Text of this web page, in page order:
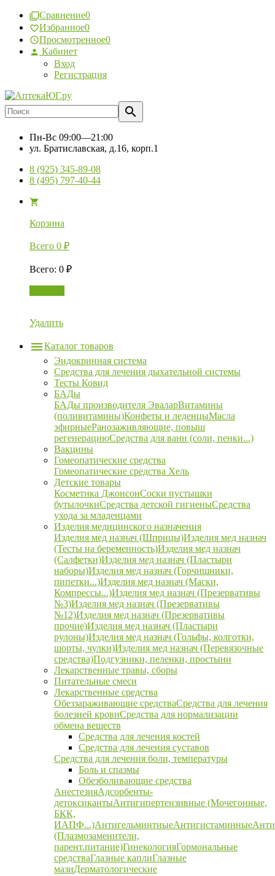
Сравнение0
Избранное0
Просмотренное0
Кабинет
Вход
Регистрация
Пн-Вс 09:00—21:00
ул. Братиславская, д.16, корп.1
8 (925) 345-89-08
8 (495) 797-40-44
Корзина
Всего 0 ₽
Всего: 0 ₽
Удалить
Каталог товаров
Эндокринная система
Средства для лечения дыхательной системы
Тесты Ковид
БАДы
БАДы производителя ЭваларВитамины
(поливитамины)Конфеты и леденцыМасла
эфирныеРанозаживляющие, повыш
регенерациюСредства для ванн (соли, пенки...)
Вакцины
Гомеопатические средства
Гомеопатические средства Хель
Детские товары
Косметика ДжонсонСоски пустышки
бутылочкиСредства детской гигиеныСредства
ухода за младенцами
Изделия медицинского назначения
Изделия мед назнач (Шприцы)Изделия мед назнач
(Тесты на беременность)Изделия мед назнач
(Салфетки)Изделия мед назнач (Пластыри
наборы)Изделия мед назнач (Горчишники,
пипетки...)Изделия мед назнач (Маски,
Компрессы...)Изделия мед назнач (Презервативы
№3)Изделия мед назнач (Презервативы
№12)Изделия мед назнач (Презервативы
прочие)Изделия мед назнач (Пластыри
рулоны)Изделия мед назнач (Гольфы, колготки,
шорты, чулки)Изделия мед назнач (Перевязочные
средства)Подгузники, пеленки, простыни
Лекарственные травы, сборы
Питательные смеси
Лекарственные средства
Обеззараживающие средстваСредства для лечения
болезней кровиСредства для нормализации
обмена веществ
Средства для лечения костей
Средства для лечения суставов
Средства для лечения боли, температуры
Боль и спазмы
Обезболивающие средства
АнестезияАдсорбенты-
детоксикантыАнтигипертензивные (Мочегонные,
БКК,
ИАПФ...)АнтигельминтныеАнтигистаминные
(Плазмозаменители,
парент.питание)ГинекологияГормональные
средстваГлазные каплиГлазные
мазиДерматологические